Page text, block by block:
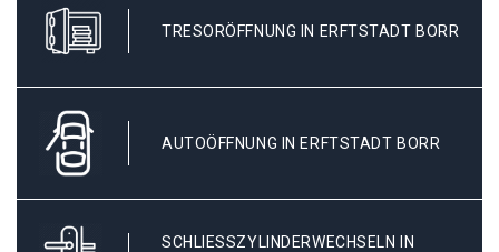
TRESORÖFFNUNG IN ERFTSTADT BORR
AUTOÖFFNUNG IN ERFTSTADT BORR
SCHLIESSZYLINDERWECHSELN IN E